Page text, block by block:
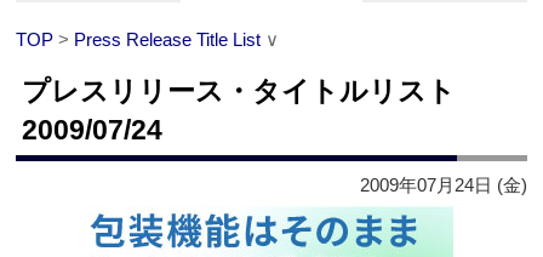
TOP > Press Release Title List ∨
プレスリリース・タイトルリスト
2009/07/24
2009年07月24日 (金)